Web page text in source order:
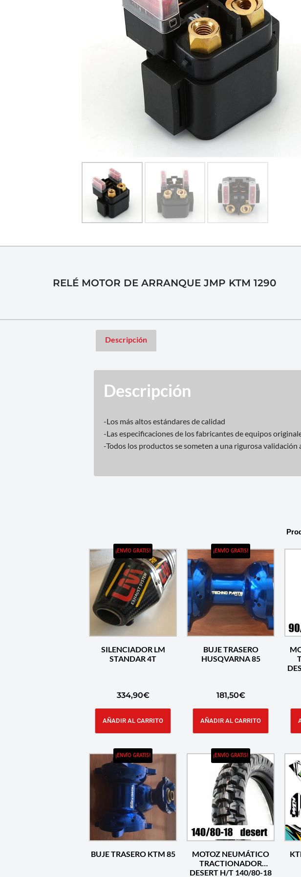
RELÉ MOTOR DE ARRANQUE JMP KTM 1290
Descripción
Descripción
-Los más altos estándares de calidad
-Las especificaciones de los fabricantes de equipos
-Todos los productos se someten a una rigurosa validación
¡ENVÍO GRATIS!
SILENCIADOR LM
STANDAR 4T
334,90€
AÑADIR AL CARRITO
¡ENVÍO GRATIS!
BUJE TRASERO
HUSQVARNA 85
181,50€
AÑADIR AL CARRITO
¡ENVÍO GRATIS!
BUJE TRASERO KTM 85
¡ENVÍO GRATIS!
MOTOZ NEUMÁTICO
TRACTIONADOR
DESERT H/T 140/80-18